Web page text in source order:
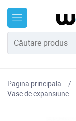
Pagina principala
Vase de expansiune